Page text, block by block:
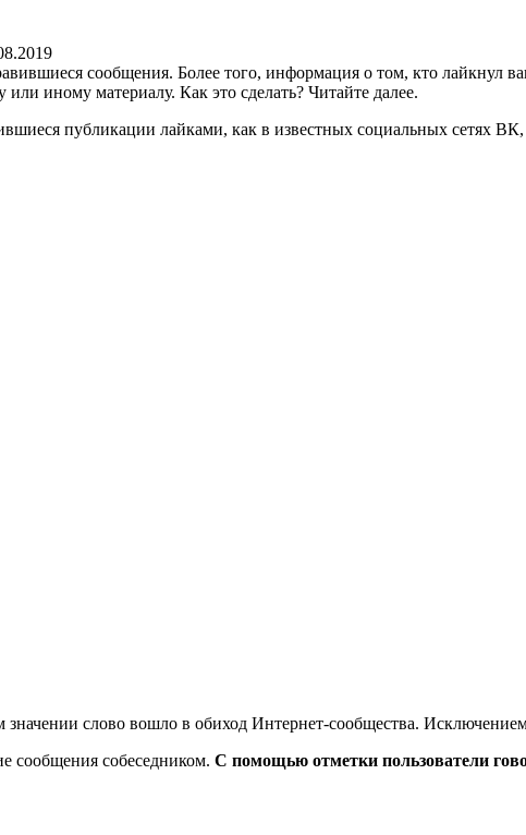
сообщения. Более того, информация о том, кто лайкнул
иному материалу. Как это сделать? Читайте далее.
публикации лайками, как в известных социальных сетях
слово вошло в обиход Интернет-сообщества.
сообщения собеседником. С помощью отметки пользователи